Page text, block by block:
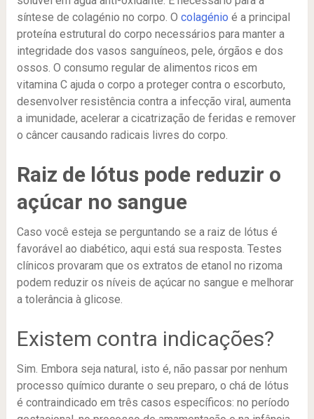
síntese de colagénio no corpo. O colagénio é a principal
proteína estrutural do corpo necessários para manter a
integridade dos vasos sanguíneos, pele, órgãos e dos
ossos. O consumo regular de alimentos ricos em
vitamina C ajuda o corpo a proteger contra o escorbuto,
desenvolver resistência contra a infecção viral, aumenta
a imunidade, acelerar a cicatrização de feridas e remover
o câncer causando radicais livres do corpo.
Raiz de lótus pode reduzir o
açúcar no sangue
Caso você esteja se perguntando se a raiz de lótus é
favorável ao diabético, aqui está sua resposta. Testes
clínicos provaram que os extratos de etanol no rizoma
podem reduzir os níveis de açúcar no sangue e melhorar
a tolerância à glicose.
Existem contra indicações?
Sim. Embora seja natural, isto é, não passar por nenhum
processo químico durante o seu preparo, o chá de lótus
é contraindicado em três casos específicos: no período